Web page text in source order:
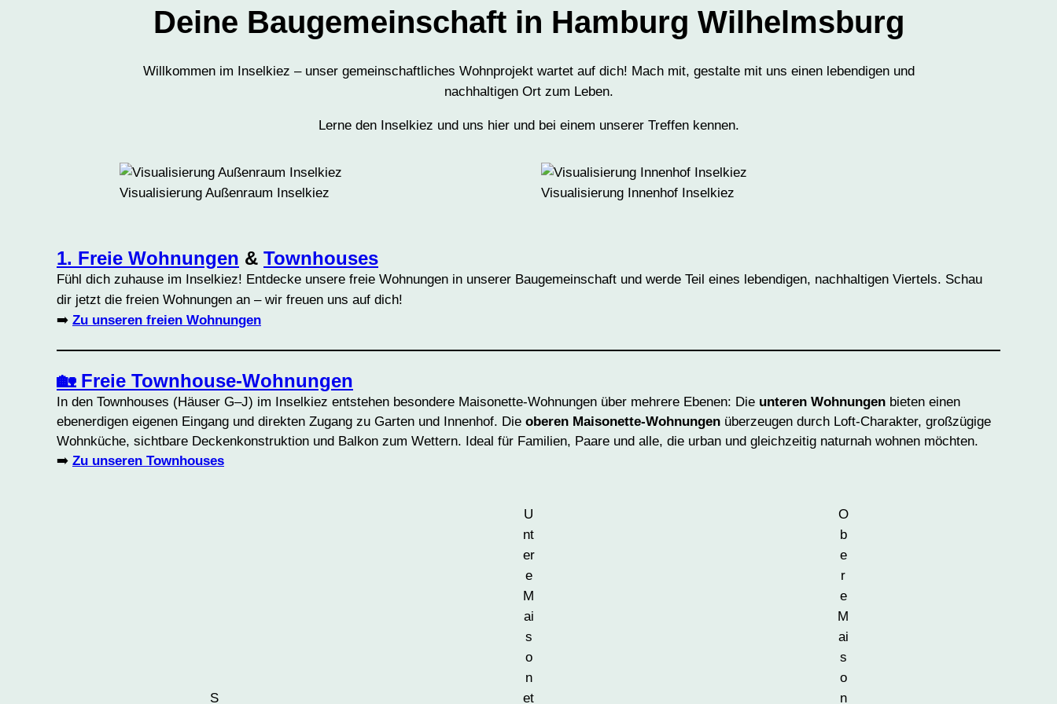
Deine Baugemeinschaft in Hamburg Wilhelmsburg
Willkommen im Inselkiez – unser gemeinschaftliches Wohnprojekt wartet auf dich! Mach mit, gestalte mit uns einen lebendigen und
nachhaltigen Ort zum Leben.
Lerne den Inselkiez und uns hier und bei einem unserer Treffen kennen.
Visualisierung Außenraum Inselkiez Visualisierung Innenhof Inselkiez
1. Freie Wohnungen & Townhouses
Fühl dich zuhause im Inselkiez! Entdecke unsere freie Wohnungen in unserer Baugemeinschaft und werde Teil eines lebendigen, nachhaltigen Viertels. Schau
dir jetzt die freien Wohnungen an – wir freuen uns auf dich!
➡️ Zu unseren freien Wohnungen
🏡 Freie Townhouse-Wohnungen
In den Townhouses (Häuser G–J) im Inselkiez entstehen besondere Maisonette-Wohnungen über mehrere Ebenen: Die unteren Wohnungen bieten einen
ebenerdigen eigenen Eingang und direkten Zugang zu Garten und Innenhof. Die oberen Maisonette-Wohnungen überzeugen durch Loft-Charakter, großzügige
Wohnküche, sichtbare Deckenkonstruktion und Balkon zum Wettern. Ideal für Familien, Paare und alle, die urban und gleichzeitig naturnah wohnen möchten.
➡️ Zu unseren Townhouses
S
U
nt
er
e
M
ai
s
o
n
et
O
b
e
r
e
M
ai
s
o
n